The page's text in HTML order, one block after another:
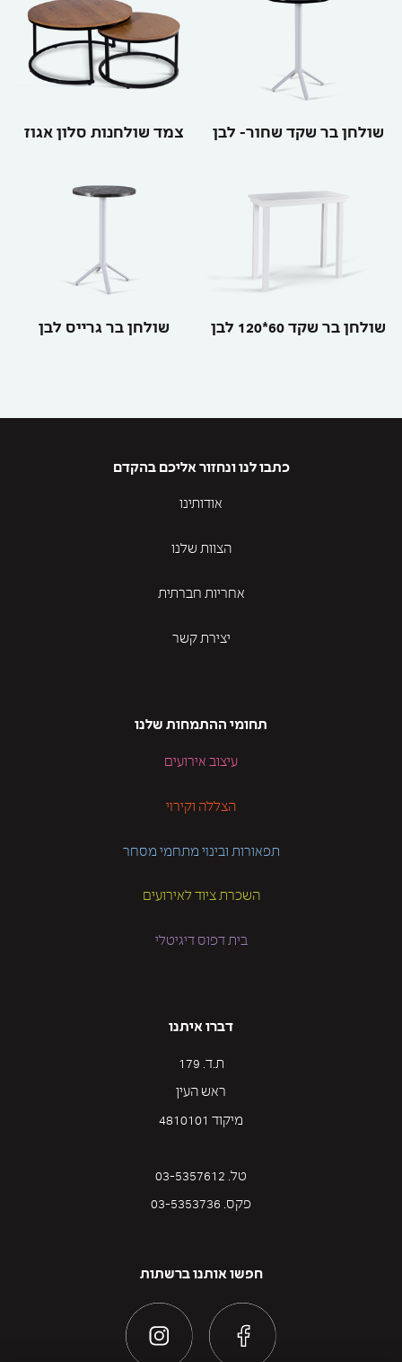
שולחן בר שקד שחור- לבן צמד שולחנות סלון אגוז
שולחן בר שקד 60*120 לבן שולחן בר גרייס לבן
כתבו לנו ונחזור אליכם בהקדם
אודותינו
הצוות שלנו
אחריות חברתית
יצירת קשר
תחומי ההתמחות שלנו
עיצוב אירועים
הצללה וקירוי
תפאורות ובינוי מתחמי מסחר
השכרת ציוד לאירועים
בית דפוס דיגיטלי
דברו איתנו
ת.ד. 179
ראש העין
מיקוד 4810101
טל. 03-5357612
פקס. 03-5353736
חפשו אותנו ברשתות